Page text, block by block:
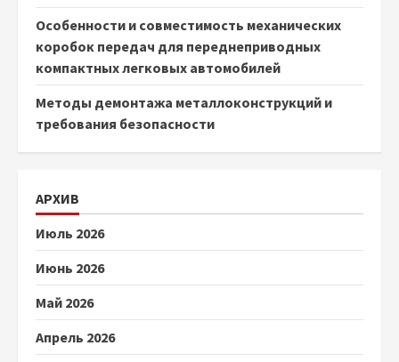
Особенности и совместимость механических
коробок передач для переднеприводных
компактных легковых автомобилей
Методы демонтажа металлоконструкций и
требования безопасности
АРХИВ
Июль 2026
Июнь 2026
Май 2026
Апрель 2026